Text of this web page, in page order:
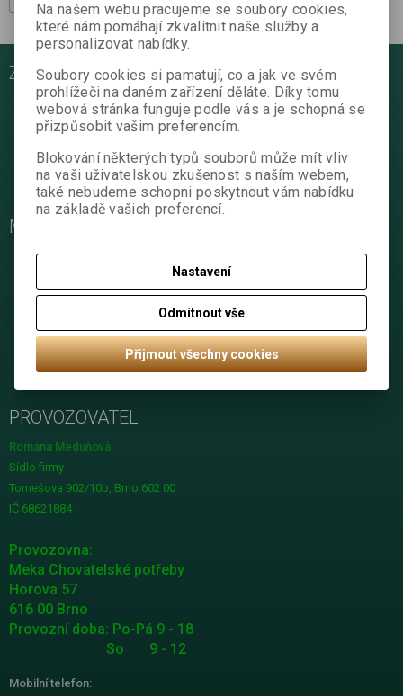
ZÁKAZNICKÝ SERVIS
Rychlá objednávka
Kontakt
Reklamační podmínky
Ochrana osobních údajů
MŮJ ÚČET
Nová registrace
Předchozí objednávky
Změnit heslo
Nastavení cookies
PROVOZOVATEL
Romana Meduňová
Sídlo firmy
Tomešova 902/10b, Brno 602 00
IČ 68621884
Provozovna:
Meka Chovatelské potřeby
Horova 57
616 00 Brno
Provozní doba: Po-Pá 9 - 18
So 9 - 12
Mobilní telefon:
Na našem webu pracujeme se soubory cookies,
které nám pomáhají zkvalitnit naše služby a
personalizovat nabídky.
Soubory cookies si pamatují, co a jak ve svém
prohlížeči na daném zařízení děláte. Díky tomu
webová stránka funguje podle vás a je schopná se
přizpůsobit vašim preferencím.
Blokování některých typů souborů může mít vliv
na vaši uživatelskou zkušenost s naším webem,
také nebudeme schopni poskytnout vám nabídku
na základě vašich preferencí.
Nastavení
Odmítnout vše
Přijmout všechny cookies